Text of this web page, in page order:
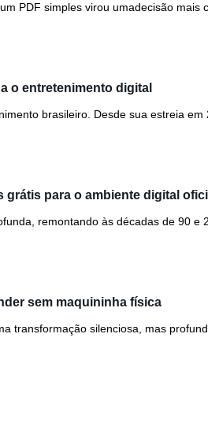
PDF simples virou umadecisão mais
o entretenimento digital
brasileiro. Desde sua estreia em
para o ambiente digital
remontando às décadas de 90 e
sem maquininha física
transformação silenciosa, mas